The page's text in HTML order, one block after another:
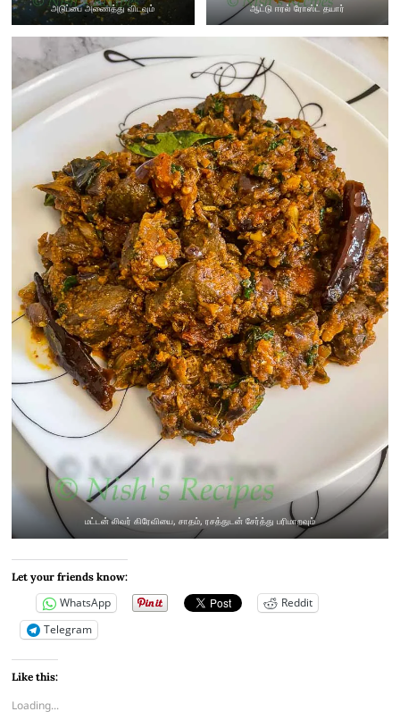
அடுப்பை அணைத்து விடவும் ஆட்டு ஈரல் ரோஸ்ட் தயார்
மட்டன் லிவர் கிரேவியை, சாதம், ரசத்துடன் சேர்த்து பரிமாறவும்
Let your friends know:
WhatsApp
Reddit
Telegram
Like this:
Loading...